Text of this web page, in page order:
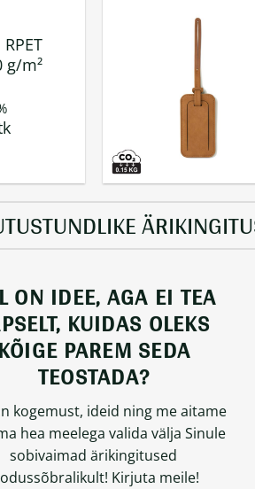
g/m²
ON IDEE, AGA EI TEA
KUIDAS OLEKS
KÕIGE PAREM SEDA
TEOSTADA?
kogemust, ideid ning me aitame
hea meelega valida välja Sinule
sobivaimad ärikingitused
Kirjuta meile!